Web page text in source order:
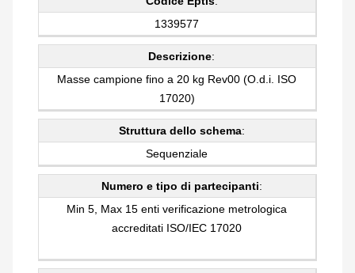
1339577
Descrizione:
Masse campione fino a 20 kg Rev00 (O.d.i. ISO
17020)
Struttura dello schema:
Sequenziale
Numero e tipo di partecipanti:
Min 5, Max 15 enti verificazione metrologica
accreditati ISO/IEC 17020